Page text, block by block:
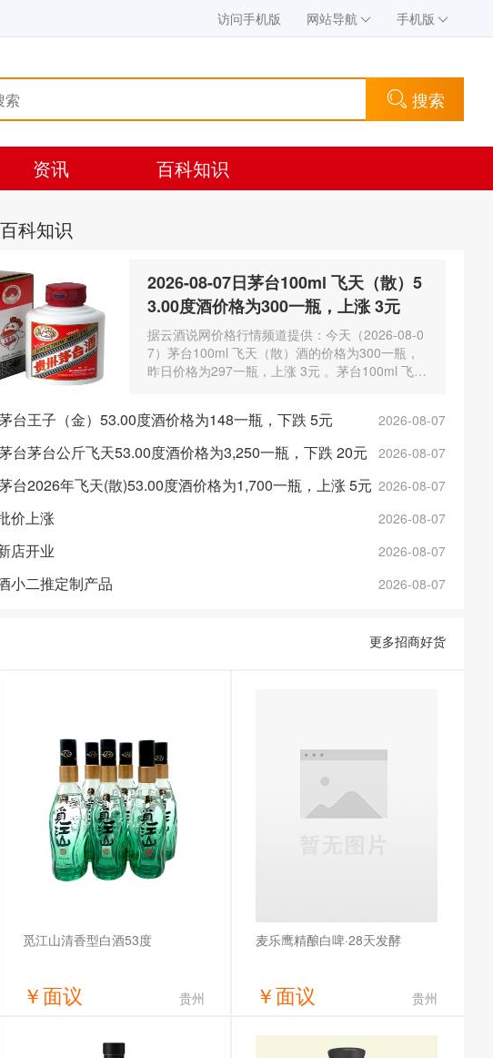
访问手机版 网站导航 手机版
搜索
资讯 百科知识
百科知识
2026-08-07日茅台100ml 飞天（散）5
3.00度酒价格为300一瓶，上涨 3元
据云酒说网价格行情频道提供：今天（2026-08-0
7）茅台100ml 飞天（散）酒的价格为300一瓶，
昨日价格为297一瓶，上涨 3元 。茅台100ml 飞天
2026-08-07
台王子（金）53.00度酒价格为148一瓶，下跌 5元
2026-08-07
台茅台公斤飞天53.00度酒价格为3,250一瓶，下跌 20元
2026-08-07
台2026年飞天(散)53.00度酒价格为1,700一瓶，上涨 5元
2026-08-07
价上涨
2026-08-07
店开业
2026-08-07
小二推定制产品
更多招商好货
觅江山清香型白酒53度
￥面议 贵州
获取底价
麦乐鹰精酿白啤·28天发酵
￥面议 贵州
获取底价